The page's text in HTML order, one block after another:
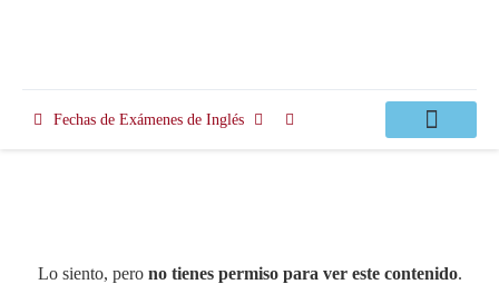
Fechas de Exámenes de Inglés
Lo siento, perono tienes permiso para ver este contenido.